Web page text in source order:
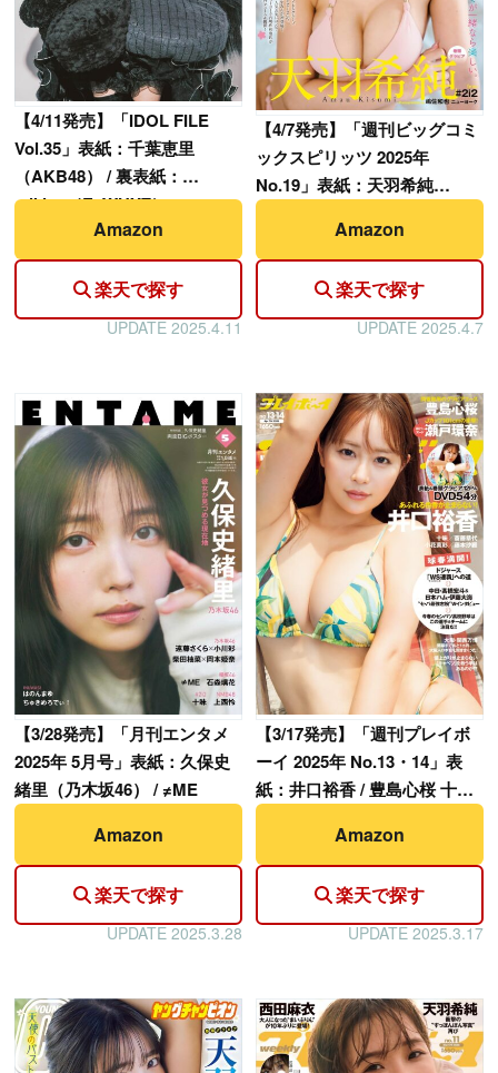
【4/11発売】「IDOL FILE
Vol.35」表紙：千葉恵里
（AKB48） / 裏表紙：
mikina（ExWHYZ）
Amazon
楽天で探す
UPDATE 2025.4.11
【4/7発売】「週刊ビッグコミ
ックスピリッツ 2025年
No.19」表紙：天羽希純
（#2i2）
Amazon
楽天で探す
UPDATE 2025.4.7
【3/28発売】「月刊エンタメ
2025年 5月号」表紙：久保史
緒里（乃木坂46） / ≠ME
Amazon
楽天で探す
UPDATE 2025.3.28
【3/17発売】「週刊プレイボ
ーイ 2025年 No.13・14」表
紙：井口裕香 / 豊島心桜 十味
斎藤恭代 etc.
Amazon
楽天で探す
UPDATE 2025.3.17